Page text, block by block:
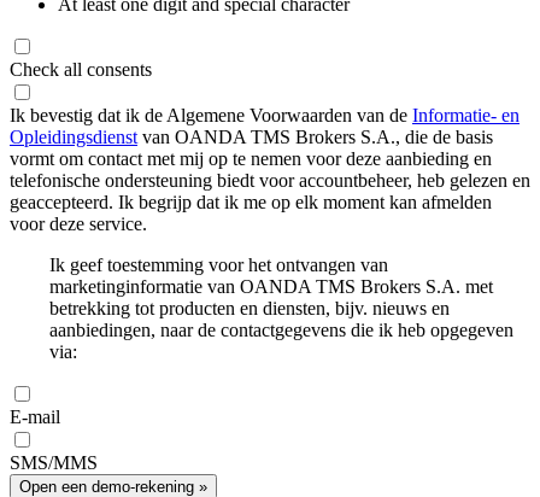
At least one digit and special character
Check all consents
Ik bevestig dat ik de Algemene Voorwaarden van de Informatie- en
Opleidingsdienst van OANDA TMS Brokers S.A., die de basis
vormt om contact met mij op te nemen voor deze aanbieding en
telefonische ondersteuning biedt voor accountbeheer, heb gelezen en
geaccepteerd. Ik begrijp dat ik me op elk moment kan afmelden
voor deze service.
Ik geef toestemming voor het ontvangen van
marketinginformatie van OANDA TMS Brokers S.A. met
betrekking tot producten en diensten, bijv. nieuws en
aanbiedingen, naar de contactgegevens die ik heb opgegeven
via:
E-mail
SMS/MMS
Open een demo-rekening »